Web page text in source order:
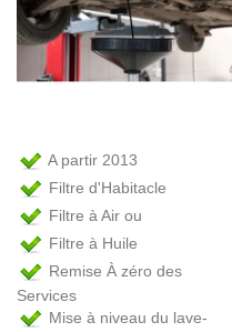
A partir 2013
Filtre d'Habitacle
Filtre à Air ou
Filtre à Huile
Remise À zéro des
Services
Mise à niveau du lave-